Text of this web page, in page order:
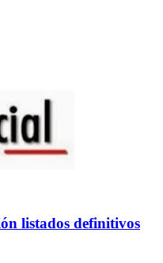
listados definitivos